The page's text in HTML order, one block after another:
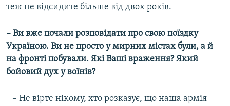
теж не відсидите більше від двох років.
– Ви вже почали розповідати про свою поїздку
Україною. Ви не просто у мирних містах були, а й
на фронті побували. Які Ваші враження? Який
бойовий дух у воїнів?
– Не вірте нікому, хто розказує, що наша армія